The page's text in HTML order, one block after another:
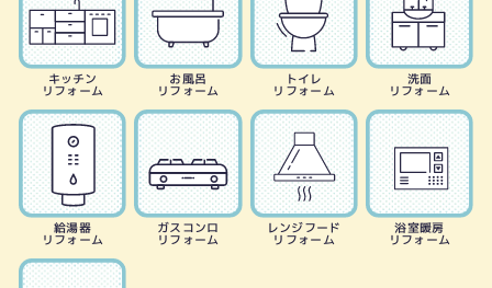
キッチン
リフォーム
お風呂
リフォーム
トイレ
リフォーム
洗面
リフォーム
給湯器
リフォーム
ガスコンロ
リフォーム
レンジフード
リフォーム
浴室暖房
リフォーム